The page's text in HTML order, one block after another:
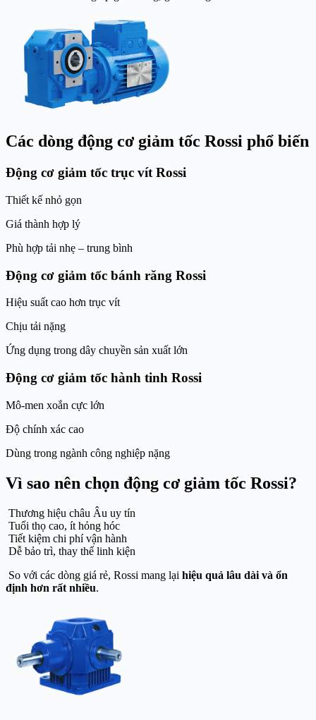
Các dòng động cơ giảm tốc Rossi phổ biến
Động cơ giảm tốc trục vít Rossi
Thiết kế nhỏ gọn
Giá thành hợp lý
Phù hợp tải nhẹ – trung bình
Động cơ giảm tốc bánh răng Rossi
Hiệu suất cao hơn trục vít
Chịu tải nặng
Ứng dụng trong dây chuyền sản xuất lớn
Động cơ giảm tốc hành tinh Rossi
Mô-men xoắn cực lớn
Độ chính xác cao
Dùng trong ngành công nghiệp nặng
Vì sao nên chọn động cơ giảm tốc Rossi?
Thương hiệu châu Âu uy tín
Tuổi thọ cao, ít hỏng hóc
Tiết kiệm chi phí vận hành
Dễ bảo trì, thay thế linh kiện
So với các dòng giá rẻ, Rossi mang lại hiệu quả lâu dài và ổn
định hơn rất nhiều.